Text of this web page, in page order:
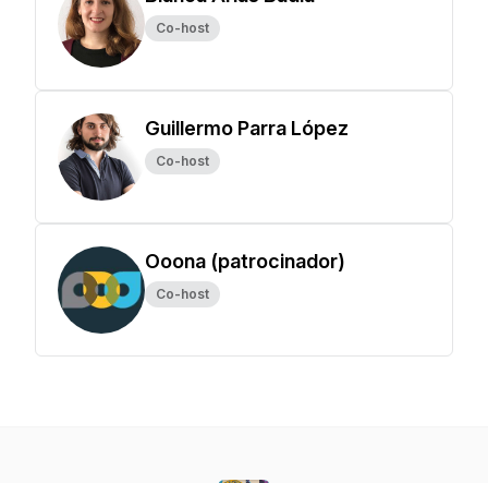
Co-host
Guillermo Parra López
Co-host
Ooona (patrocinador)
Co-host